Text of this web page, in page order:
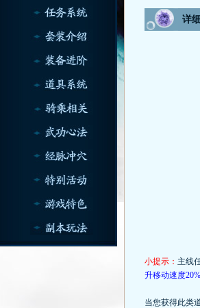
详
小提示： 主线
升移动速度
当您获得此类